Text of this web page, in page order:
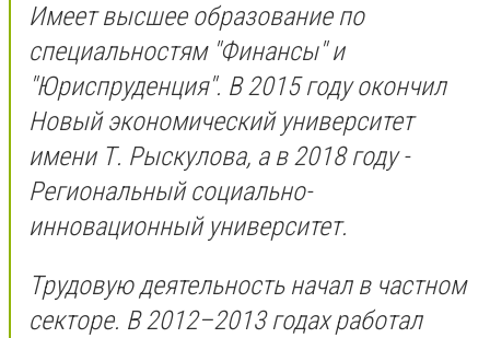
Имеет высшее образование по
специальностям "Финансы" и
"Юриспруденция". В 2015 году окончил
Новый экономический университет
имени Т. Рыскулова, а в 2018 году -
Региональный социально-
инновационный университет.
Трудовую деятельность начал в частном
секторе. В 2012–2013 годах работал